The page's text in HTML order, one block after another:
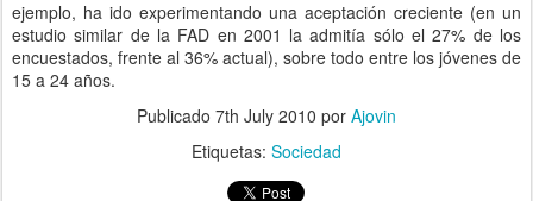
ejemplo, ha ido experimentando una aceptación creciente (en un
estudio similar de la FAD en 2001 la admitía sólo el 27% de los
encuestados, frente al 36% actual), sobre todo entre los jóvenes de
15 a 24 años.
Publicado 7th July 2010 por Ajovin
Etiquetas: Sociedad